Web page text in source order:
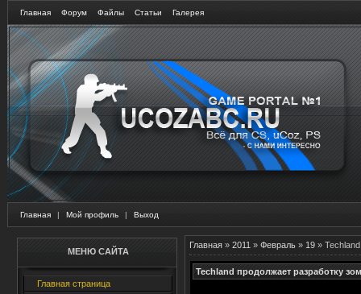
Главная Форум Файлы Статьи Галерея
Главная | Мой профиль | Выход
МЕНЮ САЙТА
Главная страница
Главная » 2011 » Февраль » 19 »
Techland продолжает разработку